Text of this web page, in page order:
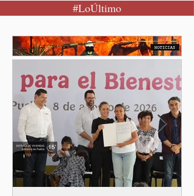
restablecimiento de las
entre los gobiernos de
México y Perú. “Es
la orientación política de
los gobiernos —porque hay
orientaciones políticas de
los gobiernos, llegan por
un partido, llegan por otro
— es importante que México
tenga relaciones
diplomáticas con el mu
#LoÚltimo